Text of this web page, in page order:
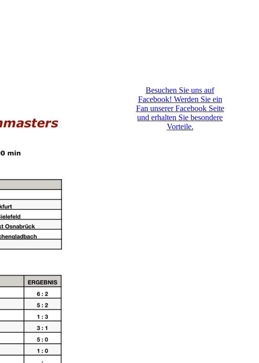
Besuchen Sie uns auf
Facebook! Werden Sie ein
Fan unserer Facebook Seite
und erhalten Sie besondere
Vorteile.